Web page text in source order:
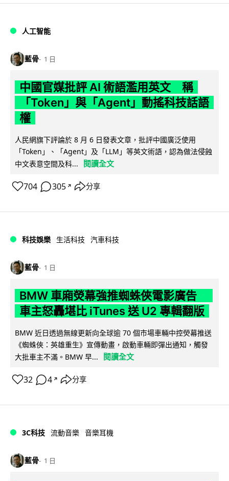
人工智能
藍骨 1 日
中國官媒批評 AI 術語濫用英文 稱
「Token」與「Agent」動搖科技話語
權
人民網旗下評論於 8 月 6 日發表文章，批評中國廣泛使用
「Token」、「Agent」及「LLM」等英文術語，認為做法侵蝕
中文表意空間及科...
閱讀全文
704 305 ↗ 分享
科技娛樂 生活科技 汽車科技
藍骨 1 日
BMW 車廂熒幕強推蜘蛛俠電影廣告
車主怒轟堪比 iTunes 送 U2 專輯翻版
BMW 近日透過無線更新向全球逾 70 個市場車輛中控熒幕推送
《蜘蛛俠：英雄重生》宣傳動畫，啟動車輛即彈出通知，觸發
大批車主不滿。BMW 早...
閱讀全文
32 4 ↗ 分享
3C科技 流動音樂 音樂耳機
藍骨 1 日